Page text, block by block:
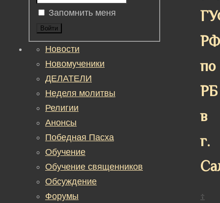
РФ
по
РБ
в
г.
☦
Запомнить меня
Войти
Новости
Новомученики
ДЕЛАТЕЛИ
Неделя молитвы
Религии
Анонсы
Победная Пасха
Обучение
Обучение священников
Обсуждение
Форумы